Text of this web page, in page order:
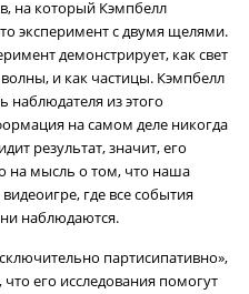
на который Кэмпбелл
эксперимент с двумя щелями.
демонстрирует, как свет
и как частицы. Кэмпбелл
наблюдателя из этого
на самом деле никогда
результат, значит, его
на мысль о том, что наша
где все события
наблюдаются.
партисипативно»,
его исследования помогут